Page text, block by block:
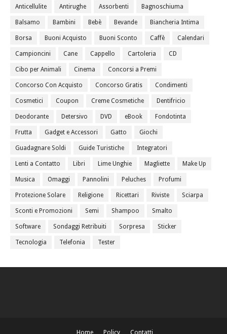
Anticellulite Antirughe Assorbenti Bagnoschiuma
Balsamo Bambini Bebè Bevande Biancheria Intima
Borsa Buoni Acquisto Buoni Sconto Caffè Calendari
Campioncini Cane Cappello Cartoleria CD
Cibo per Animali Cinema Concorsi a Premi
Concorso Con Acquisto Concorso Gratis Condimenti
Cosmetici Coupon Creme Cosmetiche Dentifricio
Deodorante Detersivo DVD eBook Fondotinta
Frutta Gadget e Accessori Gatto Giochi
Guadagnare Soldi Guide Turistiche Integratori
Lenti a Contatto Libri Lime Unghie Magliette Make Up
Musica Omaggi Pannolini Peluches Profumi
Protezione Solare Religione Ricettari Riviste Sciarpa
Sconti e Promozioni Semi Shampoo Smalto
Software Sondaggi Retribuiti Sorpresa Sticker
Tecnologia Telefonia Tester
Home Policy Contatti